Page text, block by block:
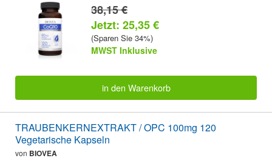
38,15 €
Jetzt: 25,35 €
(Sparen Sie 34%)
MWST Inklusive
in den Warenkorb
TRAUBENKERNEXTRAKT / OPC 100mg 120
Vegetarische Kapseln
von BIOVEA